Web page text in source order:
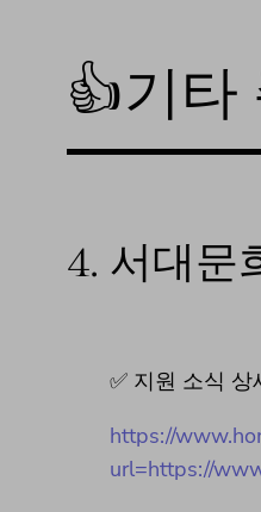
👍기타
4. 서대문
✅ 지원 소식
https://
url=https://